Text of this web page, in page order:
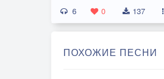
6 0 137
ПОХОЖИЕ ПЕСНИ